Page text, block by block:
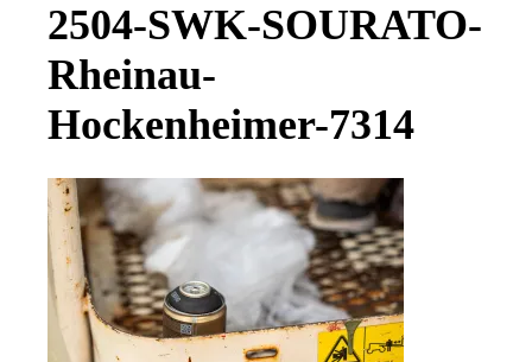
2504-SWK-SOURATO-
Rheinau-
Hockenheimer-7314